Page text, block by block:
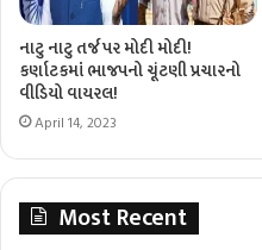
નાટુ નાટુ તર્જ પર મોદી મોદી!
કર્ણાટકમાં ભાજપનો ચૂંટણી પ્રચારનો
વીડિયો વાયરલ!
April 14, 2023
Most Recent